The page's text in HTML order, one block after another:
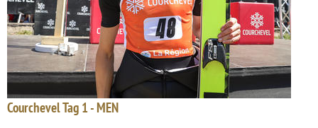
Courchevel Tag 1 - MEN